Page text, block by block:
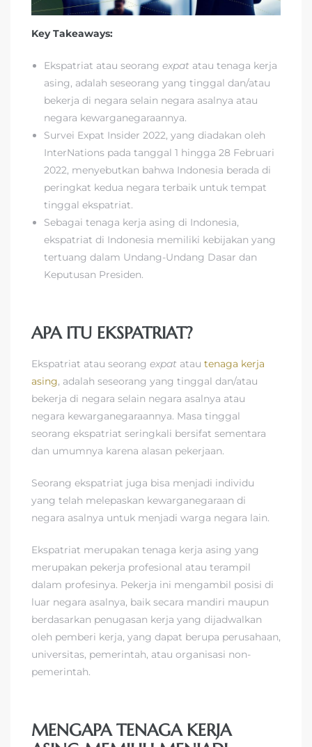
Key Takeaways:
Ekspatriat atau seorangexpat atau tenaga kerja
asing, adalah seseorang yang tinggal dan/atau
bekerja di negara selain negara asalnya atau
negara kewarganegaraannya.
Survei Expat Insider 2022, yang diadakan oleh
InterNations pada tanggal 1 hingga 28 Februari
2022, menyebutkan bahwa Indonesia berada di
peringkat kedua negara terbaik untuk tempat
tinggal ekspatriat.
Sebagai tenaga kerja asing di Indonesia,
ekspatriat di Indonesia memiliki kebijakan yang
tertuang dalam Undang-Undang Dasar dan
Keputusan Presiden.
APA ITU EKSPATRIAT?
Ekspatriat atau seorang expat atau tenaga kerja
asing, adalah seseorang yang tinggal dan/atau
bekerja di negara selain negara asalnya atau
negara kewarganegaraannya. Masa tinggal
seorang ekspatriat seringkali bersifat sementara
dan umumnya karena alasan pekerjaan.
Seorang ekspatriat juga bisa menjadi individu
yang telah melepaskan kewarganegaraan di
negara asalnya untuk menjadi warga negara lain.
Ekspatriat merupakan tenaga kerja asing yang
merupakan pekerja profesional atau terampil
dalam profesinya. Pekerja ini mengambil posisi di
luar negara asalnya, baik secara mandiri maupun
berdasarkan penugasan kerja yang dijadwalkan
oleh pemberi kerja, yang dapat berupa perusahaan,
universitas, pemerintah, atau organisasi non-
pemerintah.
MENGAPA TENAGA KERJA